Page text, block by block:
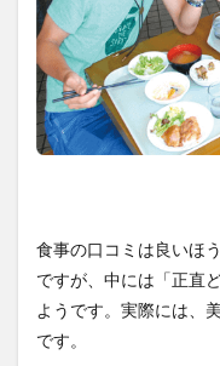
食事の口コミは良いほ
ですが、中には「正直
ようです。実際には、
です。